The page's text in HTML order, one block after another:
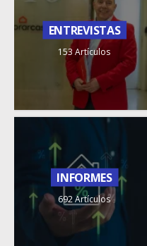
ENTREVISTAS
153 Artículos
INFORMES
692 Artículos